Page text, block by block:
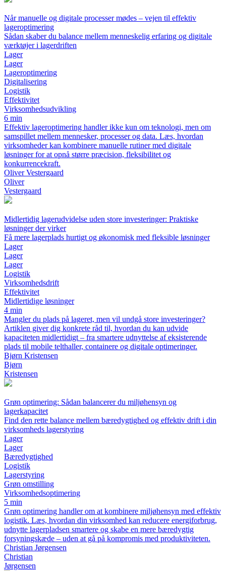
Når manuelle og digitale processer mødes – vejen til effektiv
lageroptimering
Sådan skaber du balance mellem menneskelig erfaring og digitale
værktøjer i lagerdriften
Lager
Lager
Lageroptimering
Digitalisering
Logistik
Effektivitet
Virksomhedsudvikling
6 min
Effektiv lageroptimering handler ikke kun om teknologi, men om
samspillet mellem mennesker, processer og data. Læs, hvordan
virksomheder kan kombinere manuelle rutiner med digitale
løsninger for at opnå større præcision, fleksibilitet og
konkurrencekraft.
Oliver Vestergaard
Oliver
Vestergaard
Midlertidig lagerudvidelse uden store investeringer: Praktiske
løsninger der virker
Få mere lagerplads hurtigt og økonomisk med fleksible løsninger
Lager
Lager
Lager
Logistik
Virksomhedsdrift
Effektivitet
Midlertidige løsninger
4 min
Mangler du plads på lageret, men vil undgå store investeringer?
Artiklen giver dig konkrete råd til, hvordan du kan udvide
kapaciteten midlertidigt – fra smartere udnyttelse af eksisterende
plads til mobile telthaller, containere og digitale optimeringer.
Bjørn Kristensen
Bjørn
Kristensen
Grøn optimering: Sådan balancerer du miljøhensyn og
lagerkapacitet
Find den rette balance mellem bæredygtighed og effektiv drift i din
virksomheds lagerstyring
Lager
Lager
Bæredygtighed
Logistik
Lagerstyring
Grøn omstilling
Virksomhedsoptimering
5 min
Grøn optimering handler om at kombinere miljøhensyn med effektiv
logistik. Læs, hvordan din virksomhed kan reducere energiforbrug,
udnytte lagerpladsen smartere og skabe en mere bæredygtig
forsyningskæde – uden at gå på kompromis med produktiviteten.
Christian Jørgensen
Christian
Jørgensen